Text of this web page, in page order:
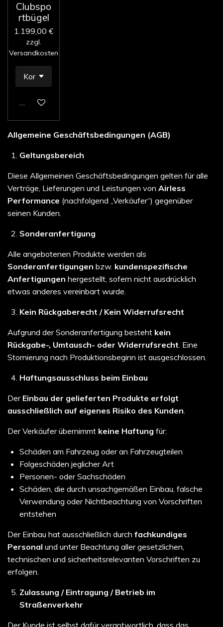
Clubspo
rtbügel
1.199,00 €
zzgl.
Versandkosten
In den Warenkorb
Allgemeine Geschäftsbedingungen (AGB)
Geltungsbereich
Diese Allgemeinen Geschäftsbedingungen gelten für alle
Verträge, Lieferungen und Leistungen von Airless
Performance (nachfolgend „Verkäufer“) gegenüber
seinen Kunden.
Sonderanfertigung
Alle angebotenen Produkte werden als
Sonderanfertigungen bzw. kundenspezifische
Anfertigungen hergestellt, sofern nicht ausdrücklich
etwas anderes vereinbart wurde.
Kein Rückgaberecht / Kein Widerrufsrecht
Aufgrund der Sonderanfertigung besteht kein
Rückgabe-, Umtausch- oder Widerrufsrecht. Eine
Stornierung nach Produktionsbeginn ist ausgeschlossen.
Haftungsausschluss beim Einbau
Der Einbau der gelieferten Produkte erfolgt
ausschließlich auf eigenes Risiko des Kunden.
Der Verkäufer übernimmt keine Haftung für:
Schäden am Fahrzeug oder an Fahrzeugteilen
Folgeschäden jeglicher Art
Personen- oder Sachschäden
Schäden, die durch unsachgemäßen Einbau, falsche
Verwendung oder Nichtbeachtung von Vorschriften
entstehen
Der Einbau hat ausschließlich durch fachkundiges
Personal und unter Beachtung aller gesetzlichen,
technischen und sicherheitsrelevanten Vorschriften zu
erfolgen.
Zulassung / Eintragung / Betrieb im
Straßenverkehr